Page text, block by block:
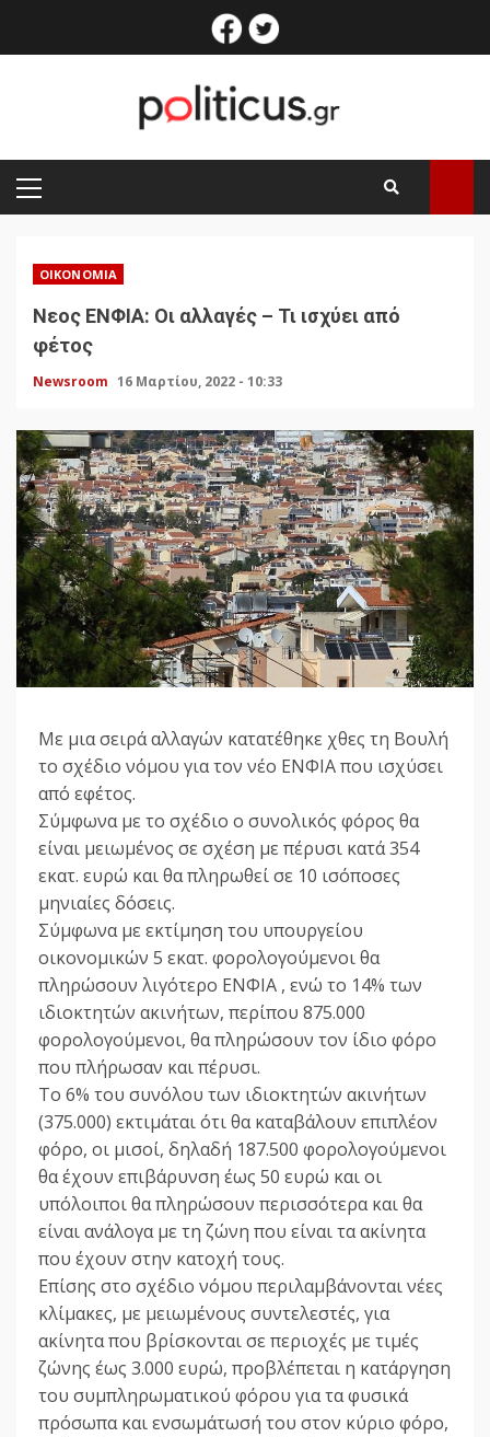
facebook
PRIMARY
MENU
ΟΙΚΟΝΟΜΊΑ
Nεος ΕΝΦΙΑ: Οι αλλαγές – Τι ισχύει από
φέτος
Newsroom 16 Μαρτίου, 2022 - 10:33
Με μια σειρά αλλαγών κατατέθηκε χθες τη Βουλή
το σχέδιο νόμου για τον νέο ΕΝΦΙΑ που ισχύσει
από εφέτος.
Σύμφωνα με το σχέδιο ο συνολικός φόρος θα
είναι μειωμένος σε σχέση με πέρυσι κατά 354
εκατ. ευρώ και θα πληρωθεί σε 10 ισόποσες
μηνιαίες δόσεις.
Σύμφωνα με εκτίμηση του υπουργείου
οικονομικών 5 εκατ. φορολογούμενοι θα
πληρώσουν λιγότερο ΕΝΦΙΑ , ενώ το 14% των
ιδιοκτητών ακινήτων, περίπου 875.000
φορολογούμενοι, θα πληρώσουν τον ίδιο φόρο
που πλήρωσαν και πέρυσι.
Το 6% του συνόλου των ιδιοκτητών ακινήτων
(375.000) εκτιμάται ότι θα καταβάλουν επιπλέον
φόρο, οι μισοί, δηλαδή 187.500 φορολογούμενοι
θα έχουν επιβάρυνση έως 50 ευρώ και οι
υπόλοιποι θα πληρώσουν περισσότερα και θα
είναι ανάλογα με τη ζώνη που είναι τα ακίνητα
που έχουν στην κατοχή τους.
Επίσης στο σχέδιο νόμου περιλαμβάνονται νέες
κλίμακες, με μειωμένους συντελεστές, για
ακίνητα που βρίσκονται σε περιοχές με τιμές
ζώνης έως 3.000 ευρώ, προβλέπεται η κατάργηση
του συμπληρωματικού φόρου για τα φυσικά
πρόσωπα και ενσωμάτωσή του στον κύριο φόρο,